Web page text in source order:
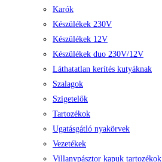
Karók
Készülékek 230V
Készülékek 12V
Készülékek duo 230V/12V
Láthatatlan kerítés kutyáknak
Szalagok
Szigetelők
Tartozékok
Ugatásgátló nyakörvek
Vezetékek
Villanypásztor kapuk tartozékok